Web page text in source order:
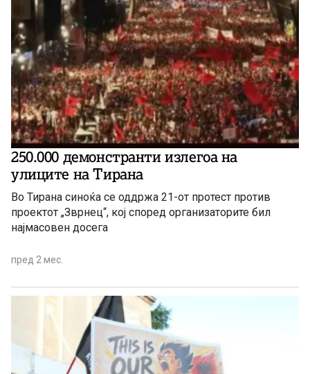
250.000 демонстранти излегоа на
улиците на Тирана
Во Тирана синоќа се оддржа 21-от протест против
проектот „Зврнец“, кој според организаторите бил
најмасовен досега
пред 2 мес.